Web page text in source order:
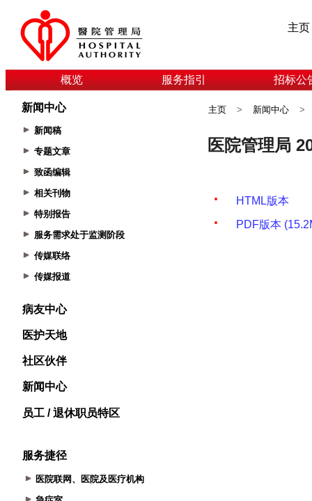
主页
概览 服务指引 招标公
新闻中心
新闻稿
专题文章
致函编辑
相关刊物
特别报告
服务需求处于监测阶段
传媒联络
传媒报道
病友中心
医护天地
社区伙伴
新闻中心
员工 / 退休职员特区
服务捷径
医院联网、医院及医疗机构
主页 > 新闻中心 >